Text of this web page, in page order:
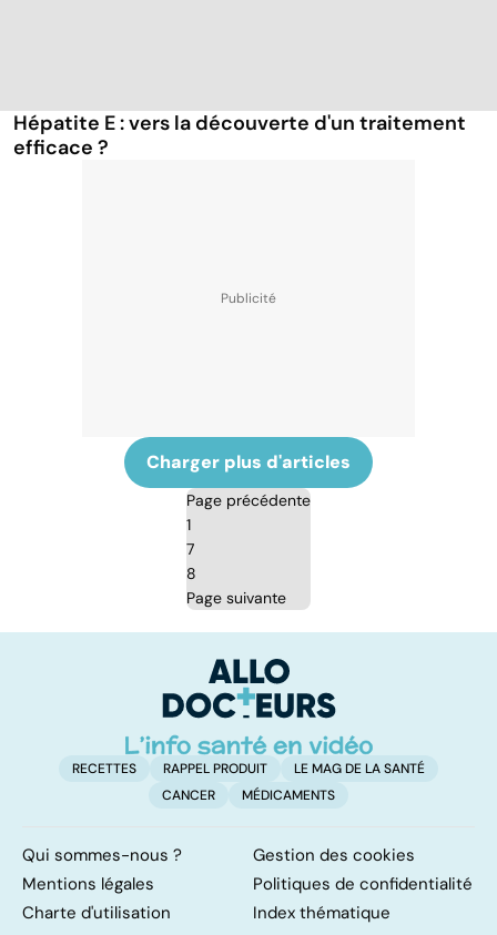
Hépatite E : vers la découverte d'un traitement
efficace ?
Charger plus d'articles
Page précédente
1
7
8
Page suivante
RECETTES RAPPEL PRODUIT
LE MAG DE LA SANTÉ
CANCER
MÉDICAMENTS
Qui sommes-nous ?
Gestion des cookies
Mentions légales
Politiques de confidentialité
Charte d'utilisation
Index thématique